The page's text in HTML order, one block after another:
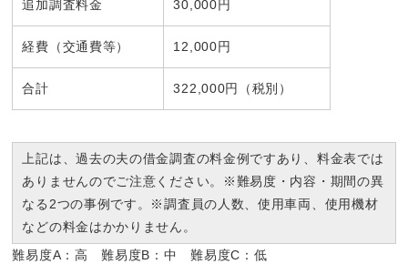
追加調査料金 30,000円
経費（交通費等） 12,000円
合計 322,000円（税別）
上記は、過去の夫の借金調査の料金例ですあり、料金表では
ありませんのでご注意ください。※難易度・内容・期間の異
なる2つの事例です。※調査員の人数、使用車両、使用機材
などの料金はかかりません。
難易度A：高 難易度B：中 難易度C：低